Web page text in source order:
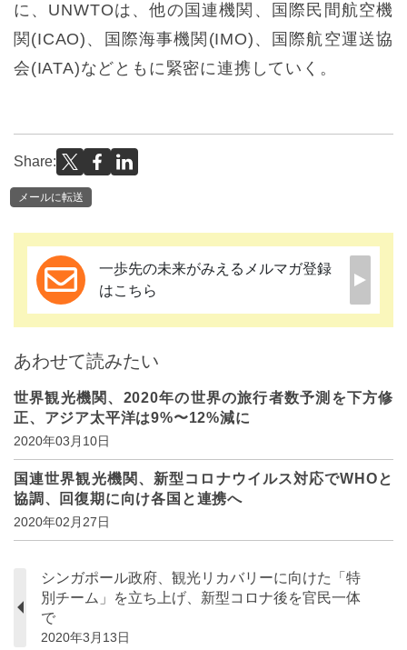
に、UNWTOは、他の国連機関、国際民間航空機
関(ICAO)、国際海事機関(IMO)、国際航空運送協
会(IATA)などともに緊密に連携していく。
Share:
メールに転送
一歩先の未来がみえるメルマガ登録
はこちら
あわせて読みたい
世界観光機関、2020年の世界の旅行者数予測を下方修
正、アジア太平洋は9%〜12%減に
2020年03月10日
国連世界観光機関、新型コロナウイルス対応でWHOと
協調、回復期に向け各国と連携へ
2020年02月27日
シンガポール政府、観光リカバリーに向けた「特
別チーム」を立ち上げ、新型コロナ後を官民一体
で
2020年3月13日